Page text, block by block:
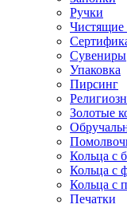
Ручки
Чистящие
Сувениры
Упаковка
Пирсинг
Золотые
Кольца с
Кольца с
Кольца с
Печатки